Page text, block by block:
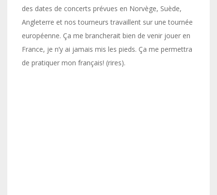
des dates de concerts prévues en Norvège, Suède,
Angleterre et nos tourneurs travaillent sur une tournée
européenne. Ça me brancherait bien de venir jouer en
France, je n’y ai jamais mis les pieds. Ça me permettra
de pratiquer mon français! (rires).